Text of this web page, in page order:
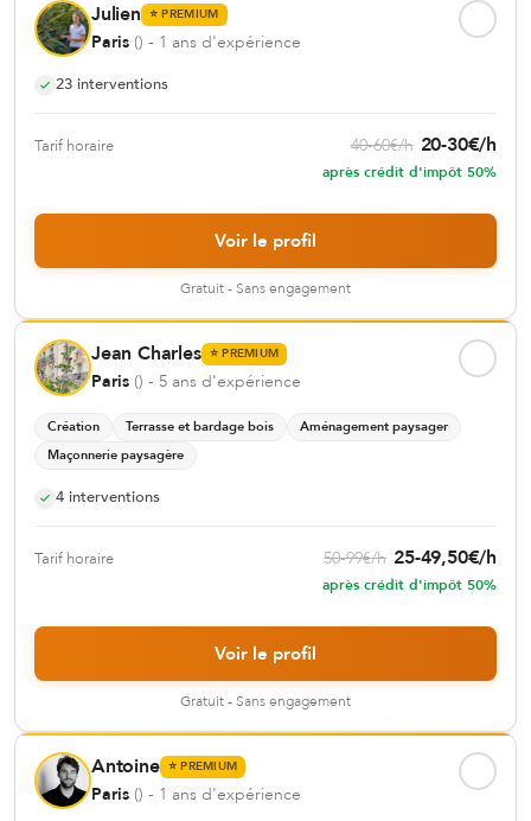
Julien ⭐ PREMIUM
Paris () - 1 ans d'expérience
23 interventions
Tarif horaire 40-60€/h 20-30€/h
après crédit d'impôt 50%
Voir le profil
Gratuit - Sans engagement
Jean Charles ⭐PREMIUM
Paris () - 5 ans d'expérience
Création Terrasse et bardage bois
Aménagement paysager
Maçonnerie paysagère
4 interventions
Tarif horaire 50-99€/h 25-49,50€/h
après crédit d'impôt 50%
Voir le profil
Gratuit - Sans engagement
Antoine ⭐PREMIUM
Paris () - 1 ans d'expérience